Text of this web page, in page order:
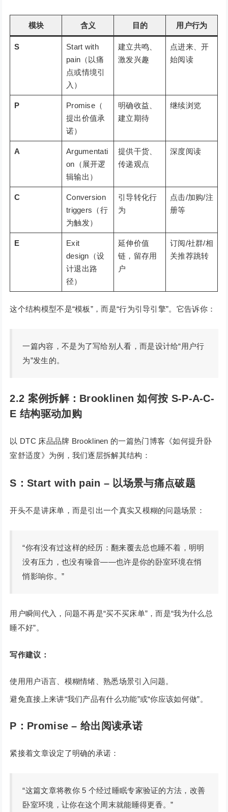
模块 含义 目的 用户行为
S
Start with
pain（以痛
点或情境引
入）
建立共鸣、
激发兴趣
点进来、开
始阅读
P
Promise（
提出价值承
诺）
明确收益、
建立期待
继续浏览
A
Argumentati
on（展开逻
辑输出）
提供干货、
传递观点
深度阅读
C
Conversion
triggers（行
为触发）
引导转化行
为
点击/加购/注
册等
E
Exit
design（设
计退出路
径）
延伸价值
链，留存用
户
订阅/社群/相
关推荐跳转
这个结构模型不是“模板”，而是“行为引导引擎”。它告诉你：
一篇内容，不是为了写给别人看，而是设计给“用户行
为”发生的。
2.2 案例拆解：Brooklinen 如何按 S-P-A-C-
E 结构驱动加购
以 DTC 床品品牌 Brooklinen 的一篇热门博客《如何提升卧
室舒适度》为例，我们逐层拆解其结构：
S：Start with pain – 以场景与痛点破题
开头不是讲床单，而是引出一个真实又模糊的问题场景：
“你有没有过这样的经历：翻来覆去总也睡不着，明明
没有压力，也没有噪音——也许是你的卧室环境在悄
悄影响你。”
用户瞬间代入，问题不再是“买不买床单”，而是“我为什么总
睡不好”。
写作建议：
使用用户语言、模糊情绪、熟悉场景引入问题。
避免直接上来讲“我们产品有什么功能”或“你应该如何做”。
P：Promise – 给出阅读承诺
紧接着文章设定了明确的承诺：
“这篇文章将教你 5 个经过睡眠专家验证的方法，改善
卧室环境，让你在这个周末就能睡得更香。”